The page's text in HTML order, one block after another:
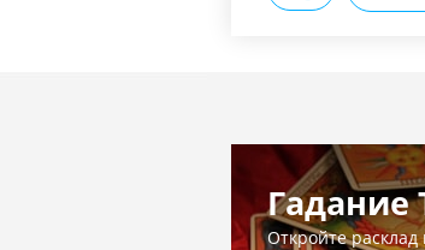
Гадание
Откройте расклад